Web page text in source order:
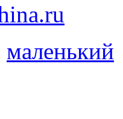
маленький